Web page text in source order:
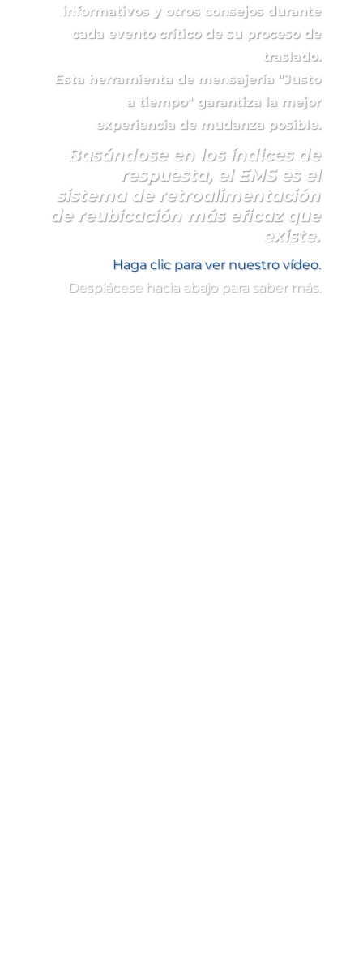
informativos y otros consejos durante
cada evento crítico de su proceso de
traslado.
Esta herramienta de mensajería "Justo
a tiempo" garantiza la mejor
experiencia de mudanza posible.
Basándose en los índices de
respuesta, el EMS es el
sistema de retroalimentación
de reubicación más eficaz que
existe.
Haga clic para ver nuestro vídeo.
Desplácese hacia abajo para saber más.